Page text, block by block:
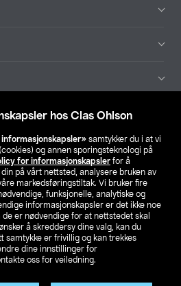
hos Clas Ohlson
samtykker du i at vi
og annen sporingsteknologi på
for informasjonskapsler for å
på vårt nettsted, analysere bruken av
markedsføringstiltak. Vi bruker fire
funksjonelle, analytiske og
informasjonskapsler er det ikke noe
er nødvendige for at nettstedet skal
å skreddersy dine valg, kan du
samtykke er frivillig og kan trekkes
dine innstillinger for
oss for veiledning.
Finn din butikk
NO FI